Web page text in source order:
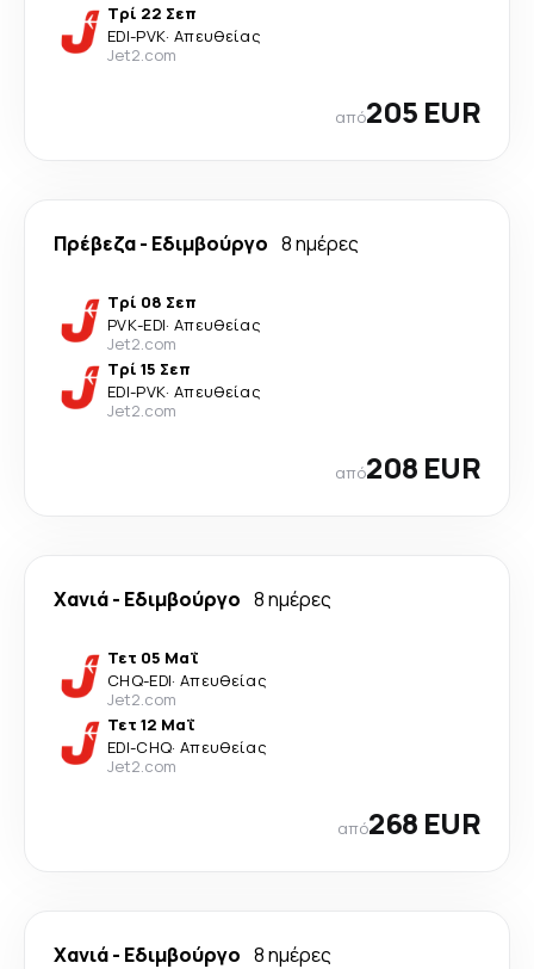
Τρί 22 Σεπ
EDI-PVK· Απευθείας
Jet2.com
από205 EUR
Πρέβεζα- Εδιμβούργο 8 ημέρες
Τρί 08 Σεπ
PVK-EDI· Απευθείας
Jet2.com
Τρί 15 Σεπ
EDI-PVK· Απευθείας
Jet2.com
από208 EUR
Χανιά- Εδιμβούργο 8 ημέρες
Τετ 05 Μαΐ
CHQ-EDI· Απευθείας
Jet2.com
Τετ 12 Μαΐ
EDI-CHQ· Απευθείας
Jet2.com
από268 EUR
Χανιά- Εδιμβούργο 8 ημέρες